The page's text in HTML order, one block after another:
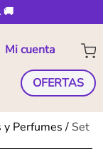
🚚
OFERTAS
y Perfumes
Set